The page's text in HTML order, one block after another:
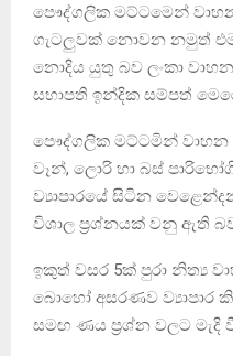
පෞද්ගලික මට්ටමෙන්
ගැටලුවක් නොවන නමුත්
නොදිය යුතු බව ලංකා
සභාපති ඉන්දික සම්පත්
පෞද්ගලික මට්ටමින්
වෑන්, ලොරි හා බස්
ව්‍යාපාරයේ සිටින
විශාල ප්‍රශ්නයක් වනු ඇති
ඉකුත් වසර 5ක් පුරා නිත්‍ය
බොහෝ අසරණව ව්‍යාපාර
සමඟ ණය ප්‍රශ්න වලට